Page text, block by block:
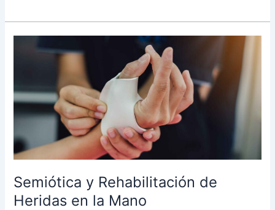
Semiótica y Rehabilitación de
Heridas en la Mano
Rehabilitación
Heridas
en
Mano